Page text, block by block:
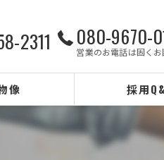
2311 080-9670-
営業のお電話は固くお
像 採用